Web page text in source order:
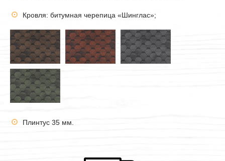
Кровля: битумная черепица «Шинглас»;
Плинтус 35 мм.